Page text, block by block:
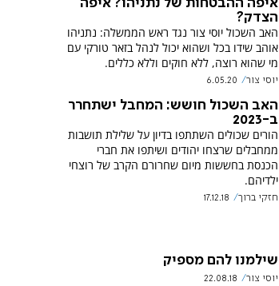
איפה ההבטחות של נתניהו? איפה
הצדק?
האב השכול יוסי צור נגד ראש הממשלה: נתניהו
אוהב שידו בכל ושהוא יכול לנהל בזאר טורקי עם
מי שהוא רוצה, ללא חוקים וללא כללים.
יוסי צור 6.05.20
האב השכול חושש: המחבל ישתחרר
ב-2023
הורים שכולים השתתפו בדיון על שלילת תושבות
ממחבלים שרצחו יהודים ושיתפו את חברי
הכנסת בחששות מיום שחרורם הקרב של רוצחי
ילדיהם.
חזקי ברוך 17.12.18
שילמנו להם מספיק
יוסי צור 22.08.18